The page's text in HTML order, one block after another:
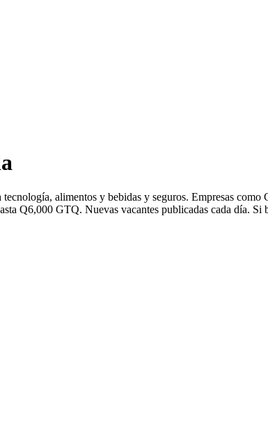
alimentos y bebidas y seguros. Empresas
Q6,000 GTQ. Nuevas vacantes publicadas cada día. Si